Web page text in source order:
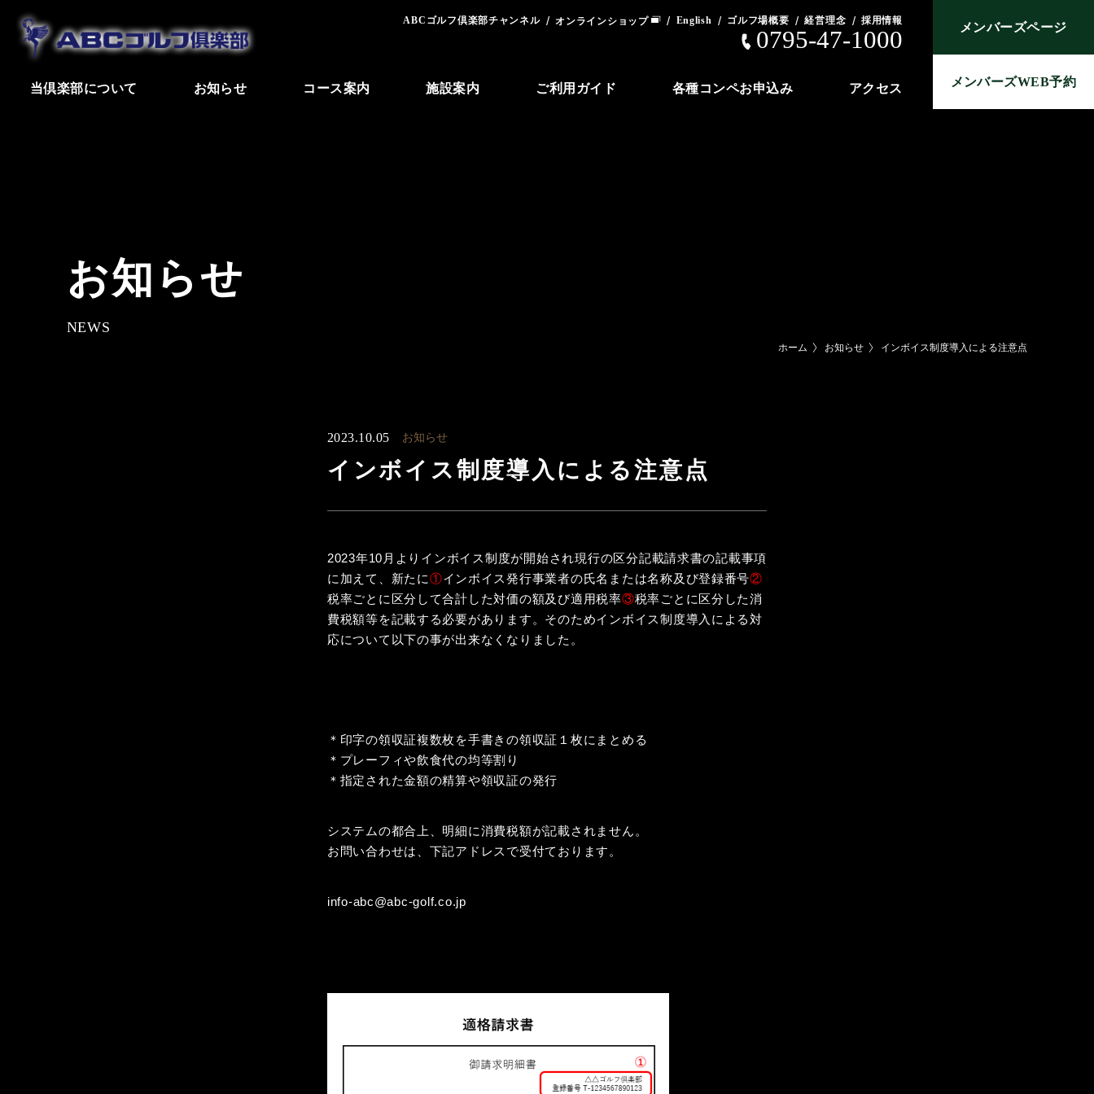
当倶楽部について お知らせ コース案内 施設案内 ご利用ガイド 各種コンペお申込み アクセス
ABCゴルフ倶楽部チャンネル オンラインショップ English ゴルフ場概要 経営理念 採用情報
0795-47-1000 メンバーズページ
メンバーズWEB予約
お知らせ
NEWS
ホーム お知らせ インボイス制度導入による注意点
2023.10.05 お知らせ
インボイス制度導入による注意点
2023年10月よりインボイス制度が開始され現行の区分記載請求書の記載事項
に加えて、新たに①インボイス発行事業者の氏名または名称及び登録番号②
税率ごとに区分して合計した対価の額及び適用税率③税率ごとに区分した消
費税額等を記載する必要があります。そのためインボイス制度導入による対
応について以下の事が出来なくなりました。
＊印字の領収証複数枚を手書きの領収証１枚にまとめる
＊プレーフィや飲食代の均等割り
＊指定された金額の精算や領収証の発行
システムの都合上、明細に消費税額が記載されません。
お問い合わせは、下記アドレスで受付ております。
info-abc@abc-golf.co.jp